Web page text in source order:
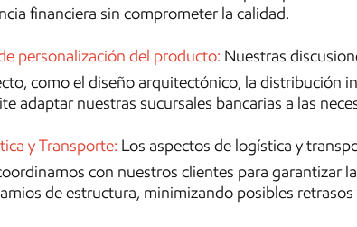
financiera sin comprometer la calidad.
personalización del producto: Nuestras
como el diseño arquitectónico, la distribución
adaptar nuestras sucursales bancarias a las
y Transporte: Los aspectos de logística y
con nuestros clientes para garantizar
de estructura, minimizando posibles